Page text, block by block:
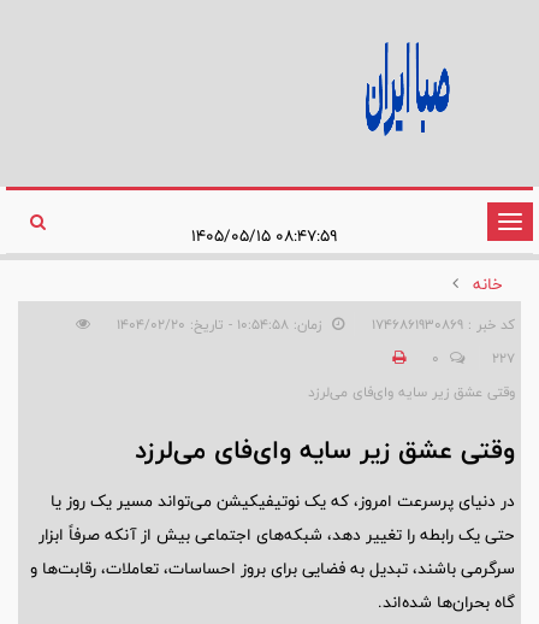
تغییر
وضعیت
ناوبری
خانه
کد خبر : 1746861930869
زمان: ۱۰:۵۴:۵۸ - تاریخ: ۱۴۰۴/۰۲/۲۰
227
0
وقتی عشق زیر سایه وای‌فای می‌لرزد
وقتی عشق زیر سایه وای‌فای می‌لرزد
در دنیای پرسرعت امروز، که یک نوتیفیکیشن می‌تواند مسیر یک روز یا
حتی یک رابطه را تغییر دهد، شبکه‌های اجتماعی بیش از آنکه صرفاً ابزار
سرگرمی باشند، تبدیل به فضایی برای بروز احساسات، تعاملات، رقابت‌ها و
گاه بحران‌ها شده‌اند.